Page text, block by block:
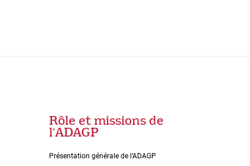
Rôle et missions de
lʼADAGP
Présentation générale de l’ADAGP